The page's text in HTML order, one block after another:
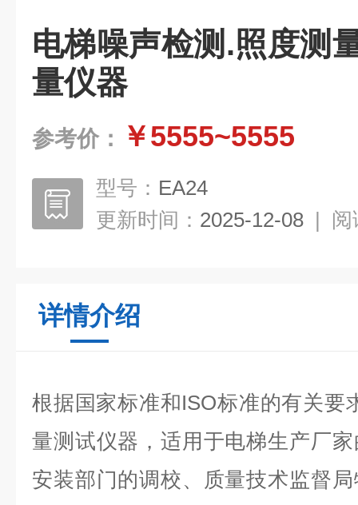
电梯噪声检测.照度测
量仪器
参考价： ￥5555~5555
型号： EA24
更新时间： 2025-12-08 | 阅
详情介绍
根据国家标准和ISO标准的有关要
量测试仪器，适用于电梯生产厂
安装部门的调校、质量技术监督